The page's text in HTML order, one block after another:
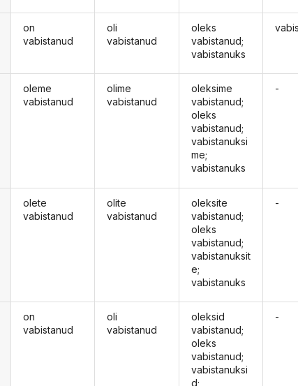
on
vabistanud
oleme
vabistanud
olete
vabistanud
on
vabistanud
oli
vabistanud
olime
vabistanud
olite
vabistanud
oli
vabistanud
oleks
vabistanud;
vabistanuks
oleksime
vabistanud;
oleks
vabistanud;
vabistanuksi
me;
vabistanuks
oleksite
vabistanud;
oleks
vabistanud;
vabistanuksit
e;
vabistanuks
oleksid
vabistanud;
oleks
vabistanud;
vabistanuksi
d;
-
-
-